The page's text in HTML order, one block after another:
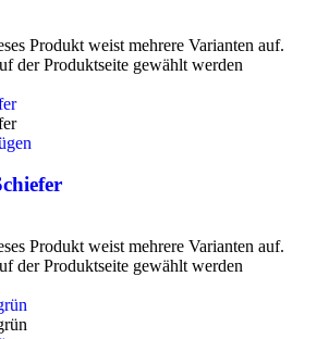
Produkt weist mehrere Varianten auf.
der Produktseite gewählt werden
Produkt weist mehrere Varianten auf.
der Produktseite gewählt werden